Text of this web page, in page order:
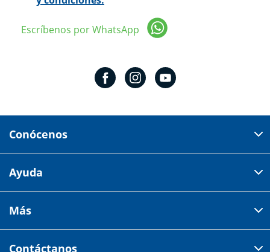
Escríbenos por WhatsApp
Conócenos
Av 18 de marzo # 309. Colonia la Nogalera.
Tiendas
Ayuda
Centro de ayuda
Más
Contáctanos